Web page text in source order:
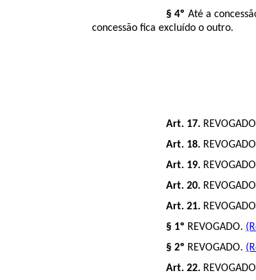
§ 4º Até a
concessão fica excluído o outro.
Art. 17.
Art. 18.
Art. 19.
Art. 20.
Art. 21.
§ 1º REVOGADO.
§ 2º REVOGADO.
Art. 22.